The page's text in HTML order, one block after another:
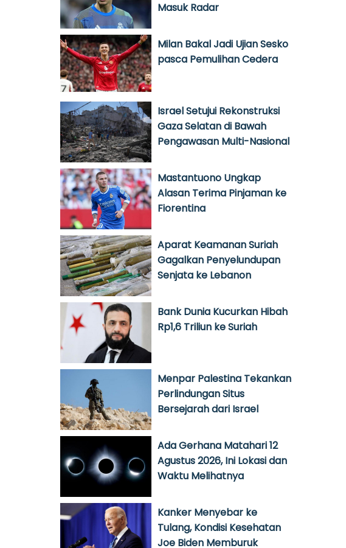
Masuk Radar
Milan Bakal Jadi Ujian Sesko
pasca Pemulihan Cedera
Israel Setujui Rekonstruksi
Gaza Selatan di Bawah
Pengawasan Multi-Nasional
Mastantuono Ungkap
Alasan Terima Pinjaman ke
Fiorentina
Aparat Keamanan Suriah
Gagalkan Penyelundupan
Senjata ke Lebanon
Bank Dunia Kucurkan Hibah
Rp1,6 Triliun ke Suriah
Menpar Palestina Tekankan
Perlindungan Situs
Bersejarah dari Israel
Ada Gerhana Matahari 12
Agustus 2026, Ini Lokasi dan
Waktu Melihatnya
Kanker Menyebar ke
Tulang, Kondisi Kesehatan
Joe Biden Memburuk